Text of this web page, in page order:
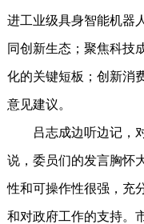
进工业级具身智能机器
同创新生态；聚焦科技
化的关键短板；创新消
意见建议。
吕志成边听边记，对
说，委员们的发言胸怀
性和可操作性很强，充
和对政府工作的支持。